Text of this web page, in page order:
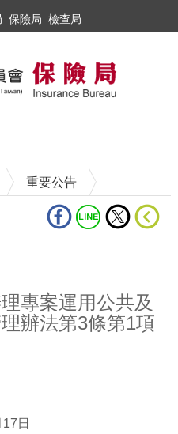
保險局 檢查局
重要公告
專案運用公共及
辦法第3條第1項
日